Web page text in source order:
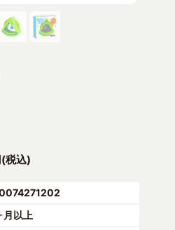
税込)
月以上